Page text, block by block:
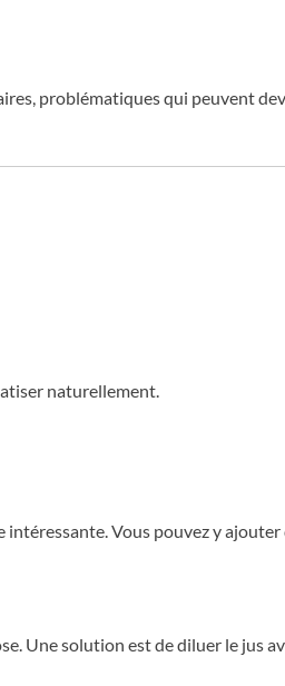
problématiques qui peuvent
naturellement.
Vous pouvez y
Une solution est de diluer le jus